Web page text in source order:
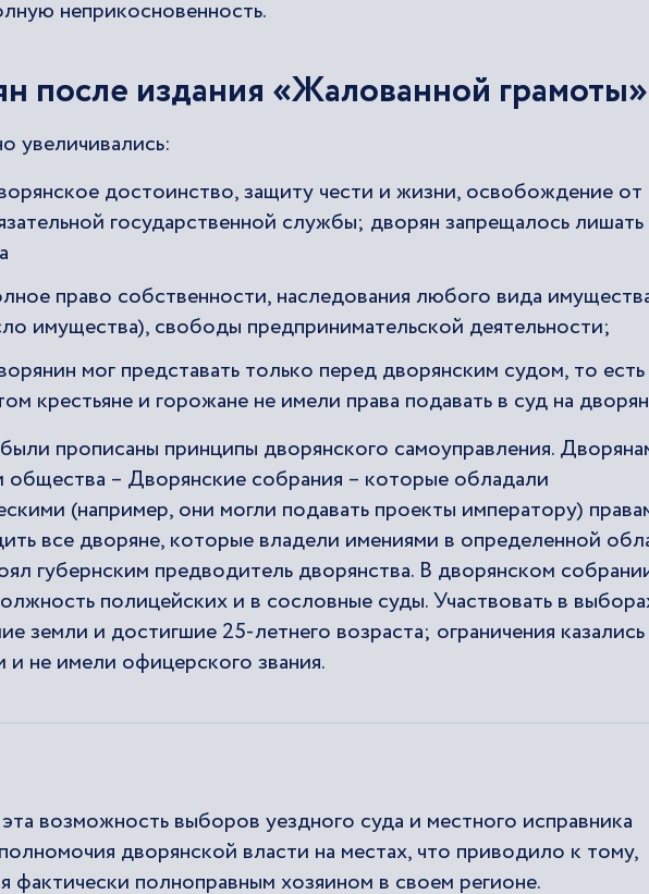
неприкосновенность.
после издания «Жалованной грамоты»
увеличивались:
достоинство, защиту чести и жизни, освобождение от
государственной службы; дворян запрещалось лишать
право собственности, наследования любого вида
имущества), свободы предпринимательской деятельности;
мог представать только перед дворянским судом, то есть
крестьяне и горожане не имели права подавать в суд на
прописаны принципы дворянского самоуправления.
общества – Дворянские собрания – которые обладали
(например, они могли подавать проекты императору)
все дворяне, которые владели имениями в определенной
губернским предводитель дворянства. В дворянском
полицейских и в сословные суды. Участвовать в
земли и достигшие 25-летнего возраста; ограничения казались
не имели офицерского звания.
возможность выборов уездного суда и местного исправника
дворянской власти на местах, что приводило к тому,
фактически полноправным хозяином в своем регионе.